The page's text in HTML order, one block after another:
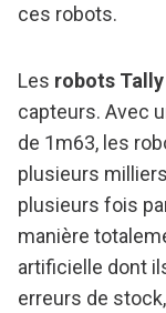
ces robots.
Les robots Tally
capteurs. Avec
de 1m63, les
plusieurs
plusieurs fois
manière
artificielle dont
erreurs de